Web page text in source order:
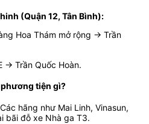
(Quận 12, Tân Bình):
Hoa Thám mở rộng → Trần
→ Trần Quốc Hoàn.
phương tiện gì?
Các hãng như Mai Linh, Vinasun,
bãi đỗ xe Nhà ga T3.